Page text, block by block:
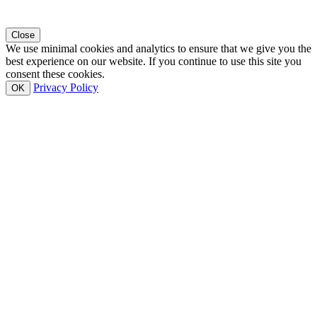
Close
We use minimal cookies and analytics to ensure that we give you the
best experience on our website. If you continue to use this site you
consent these cookies.
OK Privacy Policy